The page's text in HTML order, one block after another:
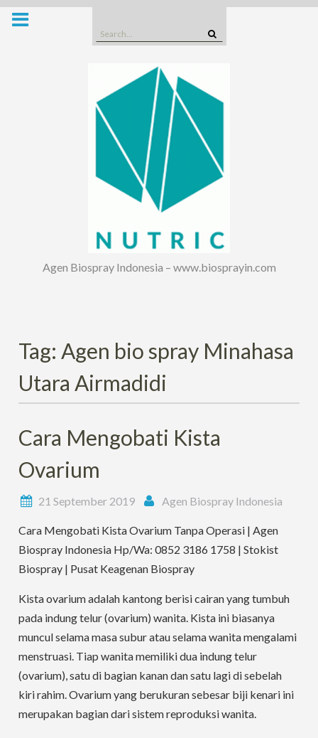
Skip
Search
for:
Agen Biospray Indonesia – www.biosprayin.com
Tag: Agen bio spray Minahasa
Utara Airmadidi
Cara Mengobati Kista
Ovarium
21 September 2019 Agen Biospray Indonesia
Cara Mengobati Kista Ovarium Tanpa Operasi | Agen
Biospray Indonesia Hp/Wa: 0852 3186 1758 | Stokist
Biospray | Pusat Keagenan Biospray
Kista ovarium adalah kantong berisi cairan yang tumbuh
pada indung telur (ovarium) wanita. Kista ini biasanya
muncul selama masa subur atau selama wanita mengalami
menstruasi. Tiap wanita memiliki dua indung telur
(ovarium), satu di bagian kanan dan satu lagi di sebelah
kiri rahim. Ovarium yang berukuran sebesar biji kenari ini
merupakan bagian dari sistem reproduksi wanita.